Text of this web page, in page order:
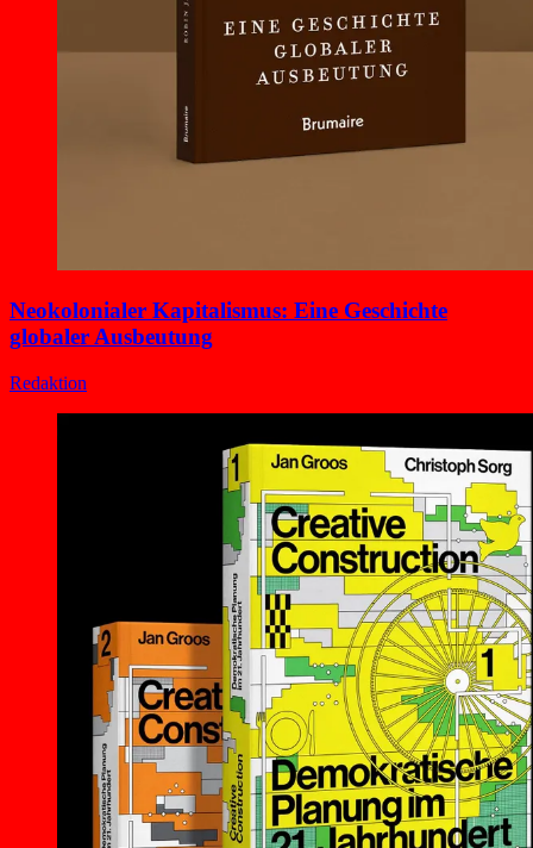
Neokolonialer Kapitalismus: Eine Geschichte
globaler Ausbeutung
Redaktion